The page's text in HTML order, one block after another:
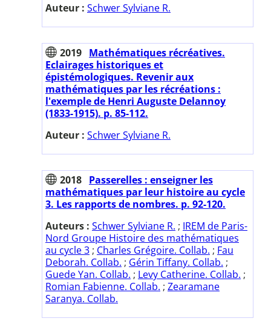
Auteur : Schwer Sylviane R.
2019 Mathématiques récréatives.
Eclairages historiques et
épistémologiques. Revenir aux
mathématiques par les récréations :
l'exemple de Henri Auguste Delannoy
(1833-1915). p. 85-112.
Auteur : Schwer Sylviane R.
2018 Passerelles : enseigner les
mathématiques par leur histoire au cycle
3. Les rapports de nombres. p. 92-120.
Auteurs : Schwer Sylviane R. ; IREM de Paris-
Nord Groupe Histoire des mathématiques
au cycle 3 ; Charles Grégoire. Collab. ; Fau
Deborah. Collab. ; Gérin Tiffany. Collab. ;
Guede Yan. Collab. ; Levy Catherine. Collab. ;
Romian Fabienne. Collab. ; Zearamane
Saranya. Collab.